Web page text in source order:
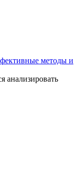
методы и
анализировать